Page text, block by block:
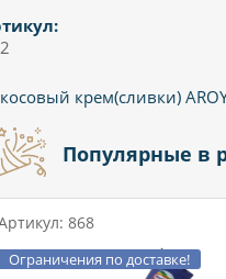
крем(сливки)
Популярные в
868
Ограничения по доставке!